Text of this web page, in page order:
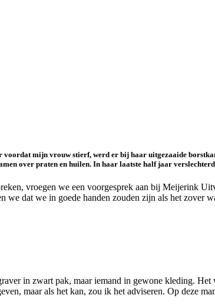
mijn vrouw stierf, werd er bij haar uitgezaaide
over praten en huilen. In haar laatste half jaar
vroegen we een voorgesprek aan bij Meijerink
dat we in goede handen zouden zijn als het zover
in zwart pak, maar iemand in gewone kleding.
maar als het kan, zou ik het adviseren. Op deze